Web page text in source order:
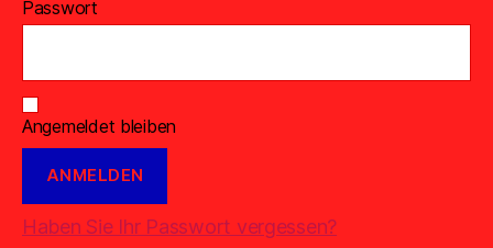
Passwort
Angemeldet bleiben
Haben Sie Ihr Passwort vergessen?